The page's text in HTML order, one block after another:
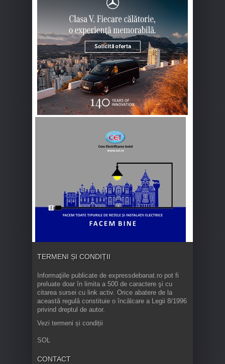
TERMENI ȘI CONDIȚII
Informaţiile publicate de expressdebanat.ro pot fi
preluate doar în limita a 500 de caractere şi cu
citarea sursei cu link activ. Orice abatere de la
această regulă constituie o încălcare a Legii 8/1996
privind dreptul de autor.
Vezi termeni și condiții
SOL
CONTACT